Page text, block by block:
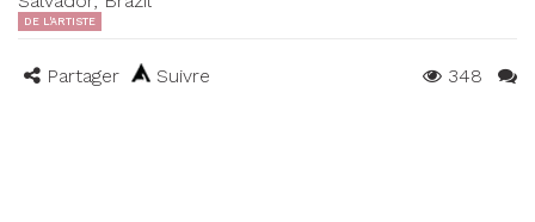
DE L'ARTISTE
Partager Suivre 348